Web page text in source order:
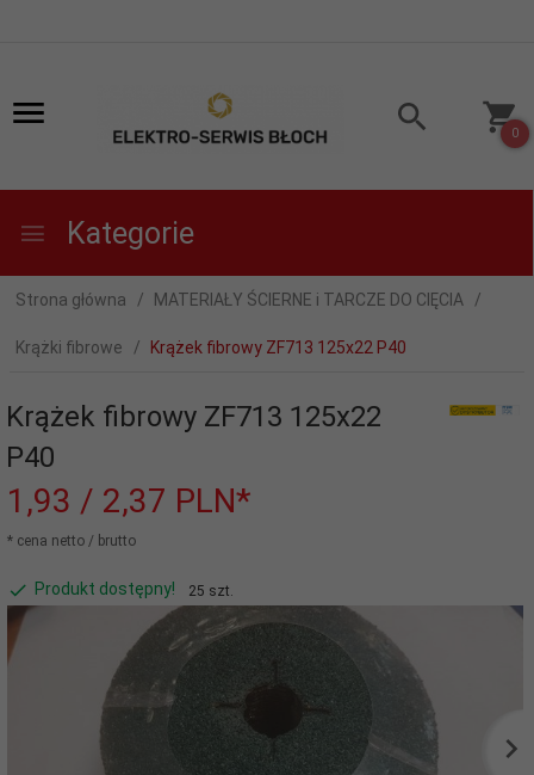
0
Kategorie
Strona główna MATERIAŁY ŚCIERNE i TARCZE DO CIĘCIA
Krążki fibrowe Krążek fibrowy ZF713 125x22 P40
Krążek fibrowy ZF713 125x22
P40
1,93 / 2,37 PLN*
* cena netto / brutto
Produkt dostępny! 25 szt.